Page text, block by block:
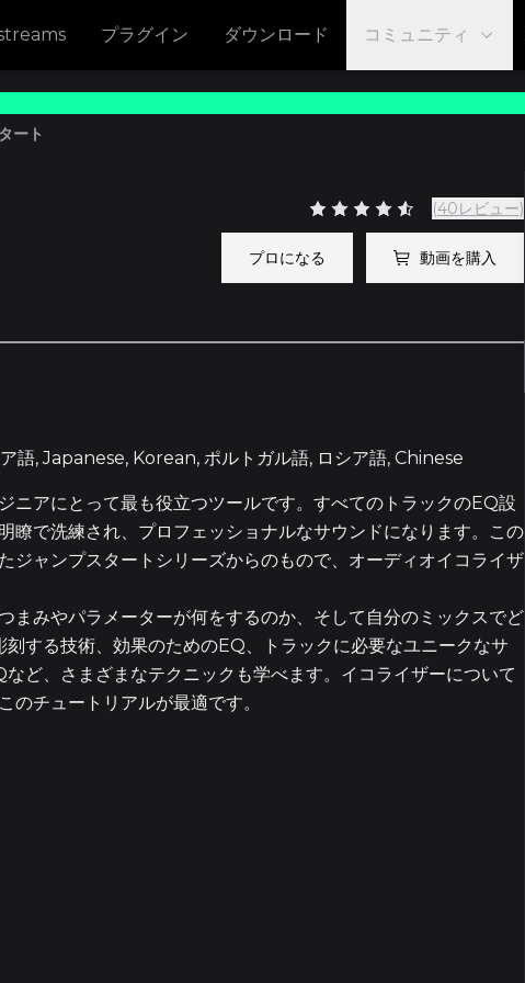
プラグイン ダウンロード コミュニティ
ート
(40レビュー)
プロになる 動画を購入
語, Japanese, Korean, ポルトガル語, ロシア語, Chinese
ニアにとって最も役立つツールです。すべてのトラックのEQ設
瞭で洗練され、プロフェッショナルなサウンドになります。この
ジャンプスタートシリーズからのもので、オーディオイコライザ
まみやパラメーターが何をするのか、そして自分のミックスでど
する技術、効果のためのEQ、トラックに必要なユニークなサ
ど、さまざまなテクニックも学べます。イコライザーについて
チュートリアルが最適です。